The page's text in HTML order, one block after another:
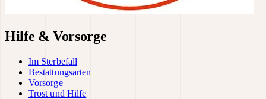
Hilfe & Vorsorge
Im Sterbefall
Bestattungsarten
Vorsorge
Trost und Hilfe